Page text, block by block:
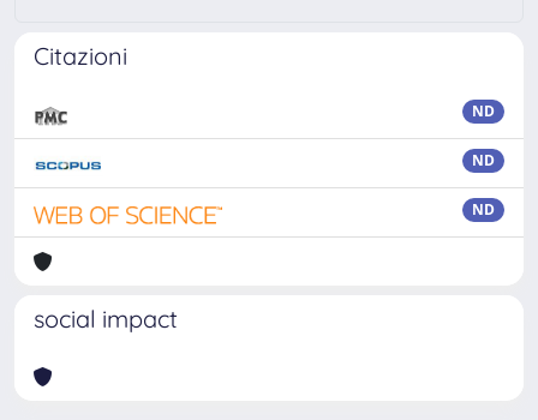
Citazioni
ND
ND
ND
social impact